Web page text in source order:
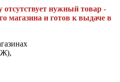
нужный товар -
магазина и готов к выдаче в